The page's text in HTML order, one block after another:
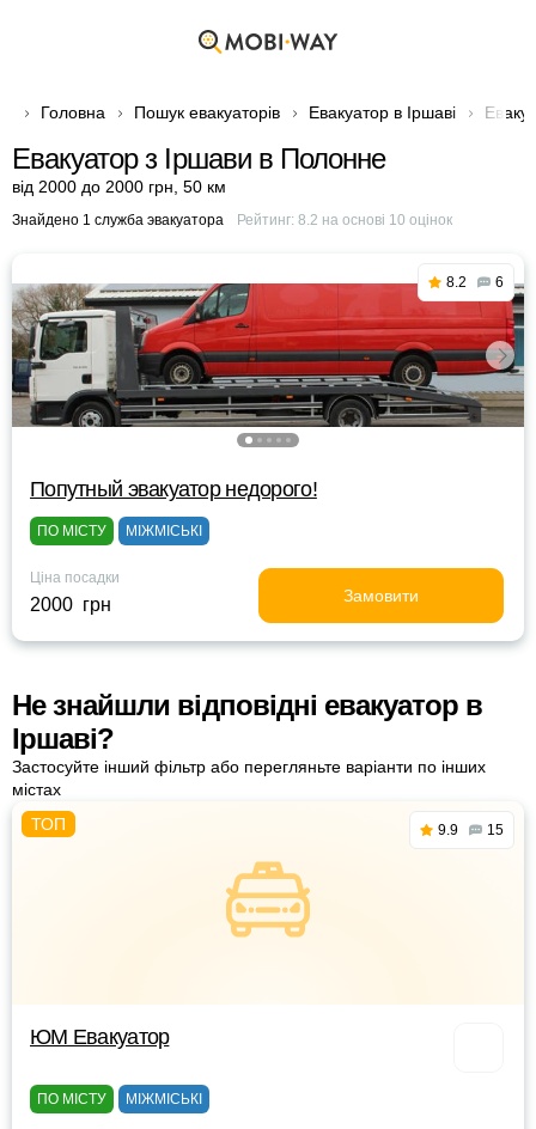
Головна Пошук евакуаторів Евакуатор в Іршаві
Евакуатор з Іршави в Полонне
від 2000 до 2000 грн 50 км
Знайдено 1 служба эвакуатора Рейтинг: 8.2 на основі 10 оцінок
8.2 6
Попутный эвакуатор недорого!
ПО МІСТУ МІЖМІСЬКІ
Ціна посадки
2000 грн Замовити
Не знайшли відповідні евакуатор в
Іршаві?
Застосуйте інший фільтр або перегляньте варіанти по інших
містах
9.9 15
ЮМ Евакуатор
ПО МІСТУ МІЖМІСЬКІ